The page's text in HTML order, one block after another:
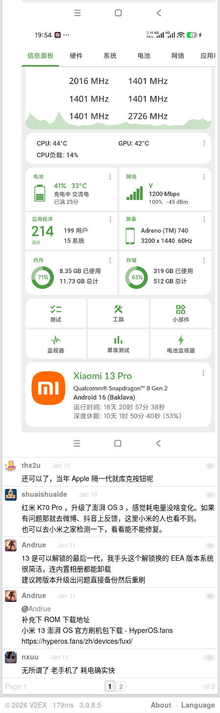
96
thx2u Jan 10
还可以了，当年 Apple 隔一代就库克按钮呢
97
shuaishuaide Jan 10
红米 K70 Pro ，升级了澎湃 OS 3 ，感觉耗电量没啥变化。如果
有问题那就去微博、抖音上反馈，这里小米的人也看不到。
也可以去小米之家检测一下，看看能不能修复。
98
Andrue Jan 11
13 是可以解锁的最后一代，我手头这个解锁换的 EEA 版本系统
很简洁，连内置相册都能卸载
建议跨版本升级出问题直接备份然后重刷
99
Andrue Jan 11
@Andrue
补充下 ROM 下载地址
小米 13 澎湃 OS 官方刷机包下载 - HyperOS.fans
https://hyperos.fans/zh/devices/fuxi/
100
nxuu Jan 11
无所谓了 老手机了 耗电确实快
Page 1
of 2
1 2
About · Language
© 2026 V2EX · 179ms · 3.9.8.5